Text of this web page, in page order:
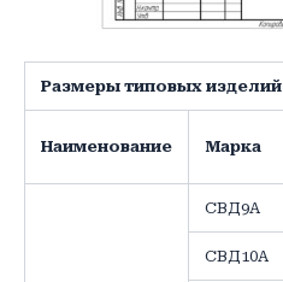
Размеры типовых изделий
Наименование Марка
СВД9А
СВД10А